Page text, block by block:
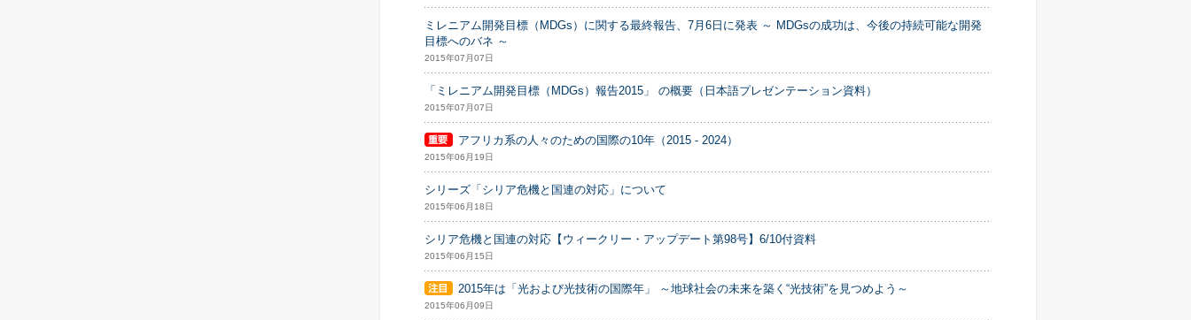
ミレニアム開発目標（MDGs）に関する最終報告、7月6日に発表 ～ MDGsの成功は、今後の持続可能な開発
目標へのバネ ～
2015年07月07日
「ミレニアム開発目標（MDGs）報告2015」 の概要（日本語プレゼンテーション資料）
2015年07月07日
アフリカ系の人々のための国際の10年（2015 - 2024）
2015年06月19日
シリーズ「シリア危機と国連の対応」について
2015年06月18日
シリア危機と国連の対応【ウィークリー・アップデート第98号】6/10付資料
2015年06月15日
2015年は「光および光技術の国際年」 ～地球社会の未来を築く“光技術”を見つめよう～
2015年06月09日